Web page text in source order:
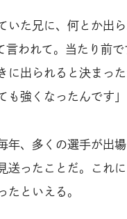
いた兄に、何とか出
言われて。当たり前
に出られると決まっ
強くなったんです」
年、多くの選手が出
送ったことだ。これ
たといえる。